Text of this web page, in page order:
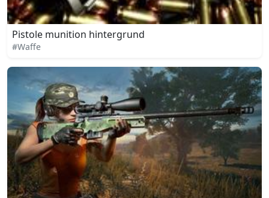
Pistole munition hintergrund
#Waffe